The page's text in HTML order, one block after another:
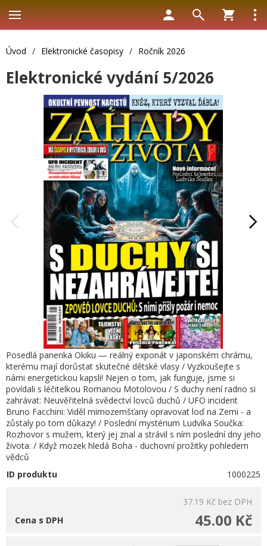
Úvod / Elektronické časopisy / Ročník 2026
Elektronické vydání 5/2026
Posedlá panenka Okiku — reálný exponát v japonském chrámu,
kterému mají dorůstat skutečné dětské vlasy / Vyzkoušejte s
námi energetickou kapsli! Nejen o tom, jak funguje, jsme si
povídali s léčitelkou Romanou Motolovou / S duchy není radno si
zahrávat: Neuvěřitelná svědectví lovců duchů / UFO incident
Bruno Facchini: Viděl mimozemšťany opravovat loď na Zemi - a
zůstaly po tom důkazy! / Poslední mystérium Ludvíka Součka:
Rozhovor s mužem, který jej znal a strávil s ním poslední dny jeho
života. / Když mozek hledá Boha - duchovní prožitky pohledem
vědců
ID produktu
1000225
37.19 Kč bez DPH
45.00 Kč
Cena s DPH